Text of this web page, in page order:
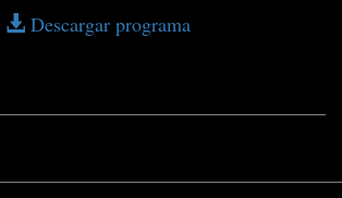
Descargar programa